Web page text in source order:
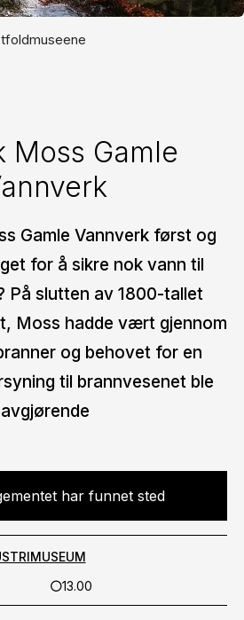
Moss Gamle
Gamle Vannverk først og
for å sikre nok vann til
På slutten av 1800-tallet
Moss hadde vært gjennom
og behovet for en
til brannvesenet ble
avgjørende
har funnet sted
13.00